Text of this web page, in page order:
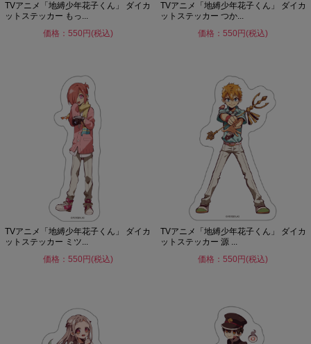
TVアニメ「地縛少年花子くん」 ダイカ
ットステッカー もっ...
価格：550円(税込)
TVアニメ「地縛少年花子くん」 ダイカ
ットステッカー つか...
価格：550円(税込)
TVアニメ「地縛少年花子くん」 ダイカ
ットステッカー ミツ...
価格：550円(税込)
TVアニメ「地縛少年花子くん」 ダイカ
ットステッカー 源 ...
価格：550円(税込)